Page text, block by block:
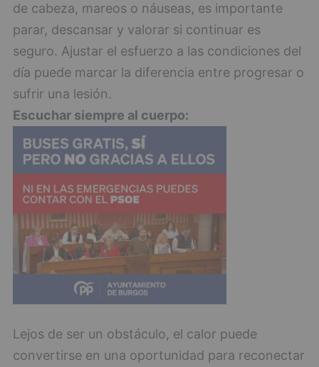
de cabeza, mareos o náuseas, es importante
parar, descansar y valorar si continuar es
seguro. Ajustar el esfuerzo a las condiciones del
día puede marcar la diferencia entre progresar o
sufrir una lesión.
Escuchar siempre al cuerpo:
Lejos de ser un obstáculo, el calor puede
convertirse en una oportunidad para reconectar